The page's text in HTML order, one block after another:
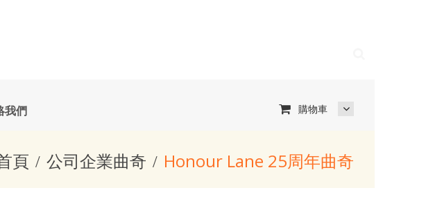
我們 購物車
頁 公司企業曲奇 Honour Lane 25周年曲奇